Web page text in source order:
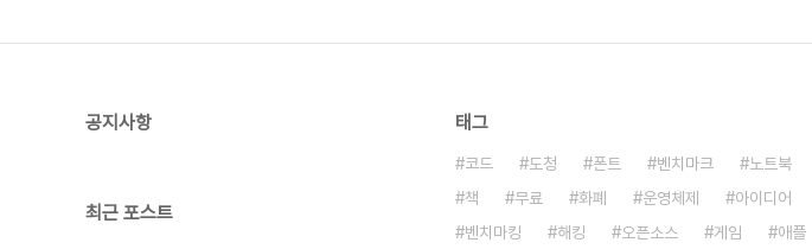
공지사항
최근 포스트
태그
코드 도청 폰트 벤치마크 노트북
책
무료 화폐 운영체제 아이디어
벤치마킹
해킹 오픈소스 게임 애플